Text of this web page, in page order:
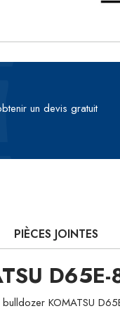
un devis gratuit
PIÈCES JOINTES
KOMATSU